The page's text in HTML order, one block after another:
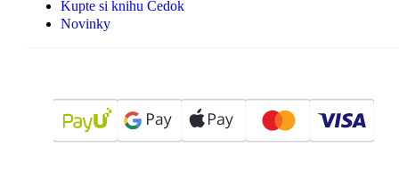
Kupte si knihu Čedok
Novinky